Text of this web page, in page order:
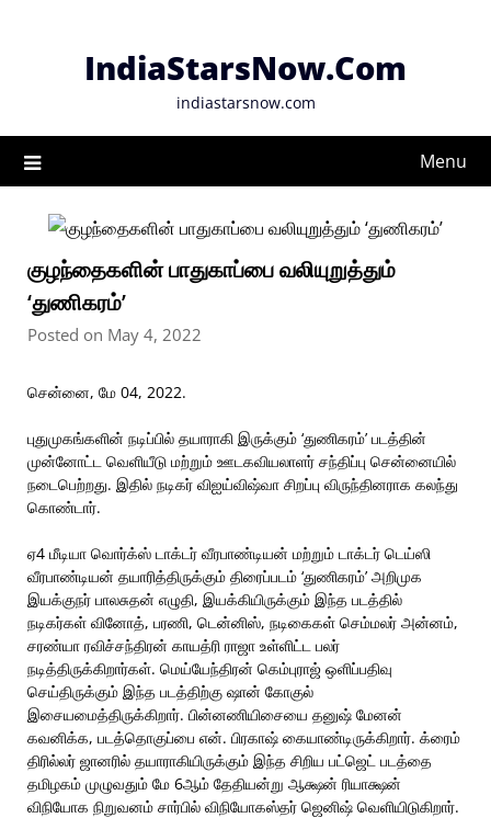
IndiaStarsNow.Com
indiastarsnow.com
Menu
குழந்தைகளின் பாதுகாப்பை வலியுறுத்தும்
‘துணிகரம்’
Posted on May 4, 2022
சென்னை, மே 04, 2022.
புதுமுகங்களின் நடிப்பில் தயாராகி இருக்கும் ‘துணிகரம்’ படத்தின்
முன்னோட்ட வெளியீடு மற்றும் ஊடகவியலாளர் சந்திப்பு சென்னையில்
நடைபெற்றது. இதில் நடிகர் விஐய்விஷ்வா சிறப்பு விருந்தினராக கலந்து
கொண்டார்.
ஏ4 மீடியா வொர்க்ஸ் டாக்டர் வீரபாண்டியன் மற்றும் டாக்டர் டெய்ஸி
வீரபாண்டியன் தயாரித்திருக்கும் திரைப்படம் ‘துணிகரம்’ அறிமுக
இயக்குநர் பாலசுதன் எழுதி, இயக்கியிருக்கும் இந்த படத்தில்
நடிகர்கள் வினோத், பரணி, டென்னிஸ், நடிகைகள் செம்மலர் அன்னம்,
சரண்யா ரவிச்சந்திரன் காயத்ரி ராஜா உள்ளிட்ட பலர்
நடித்திருக்கிறார்கள். மெய்யேந்திரன் கெம்புராஜ் ஒளிப்பதிவு
செய்திருக்கும் இந்த படத்திற்கு ஷான் கோகுல்
இசையமைத்திருக்கிறார். பின்னணியிசையை தனுஷ் மேனன்
கவனிக்க, படத்தொகுப்பை என். பிரகாஷ் கையாண்டிருக்கிறார். க்ரைம்
திரில்லர் ஜானரில் தயாராகியிருக்கும் இந்த சிறிய பட்ஜெட் படத்தை
தமிழகம் முழுவதும் மே 6ஆம் தேதியன்று ஆக்ஷன் ரியாக்ஷன்
விநியோக நிறுவனம் சார்பில் விநியோகஸ்தர் ஜெனிஷ் வெளியிடுகிறார்.